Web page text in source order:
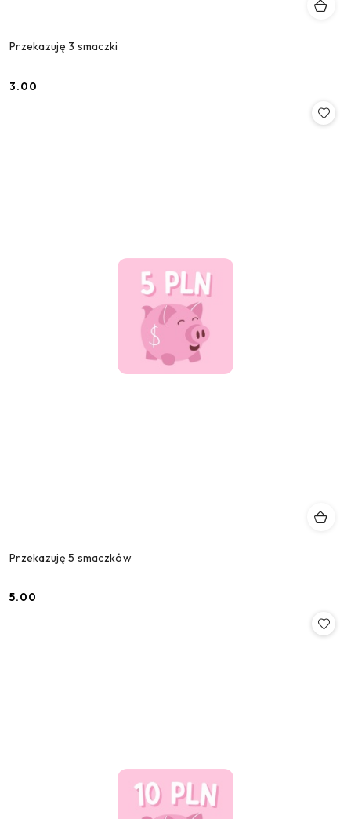
Przekazuję 3 smaczki
Cena:
3.00
Przekazuję 5 smaczków
Cena:
5.00